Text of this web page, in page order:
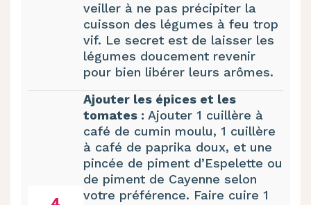
veiller à ne pas précipiter la
cuisson des légumes à feu trop
vif. Le secret est de laisser les
légumes doucement revenir
pour bien libérer leurs arômes.
Ajouter les épices et les
tomates : Ajouter 1 cuillère à
café de cumin moulu, 1 cuillère
à café de paprika doux, et une
pincée de piment d’Espelette ou
de piment de Cayenne selon
votre préférence. Faire cuire 1